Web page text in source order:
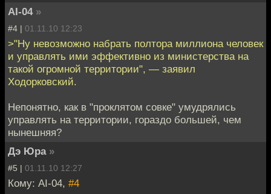
AI-04 »
#4 | 01.11.10 12:23
>"Ну невозможно набрать полтора миллиона человек
и управлять ими эффективно из министерства на
такой огромной территории", — заявил
Ходорковский.
Непонятно, как в "проклятом совке" умудрялись
управлять на территории, гораздо большей, чем
нынешняя?
Дэ Юра »
#5 | 01.11.10 12:27
Кому: AI-04, #4